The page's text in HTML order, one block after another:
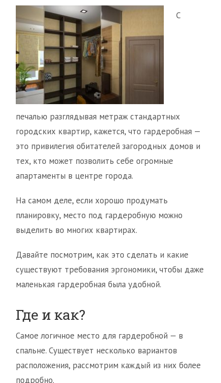
С
печалью разглядывая метраж стандартных
городских квартир, кажется, что гардеробная —
это привилегия обитателей загородных домов и
тех, кто может позволить себе огромные
апартаменты в центре города.
На самом деле, если хорошо продумать
планировку, место под гардеробную можно
выделить во многих квартирах.
Давайте посмотрим, как это сделать и какие
существуют требования эргономики, чтобы даже
маленькая гардеробная была удобной.
Где и как?
Самое логичное место для гардеробной — в
спальне. Существует несколько вариантов
расположения, рассмотрим каждый из них более
подробно.